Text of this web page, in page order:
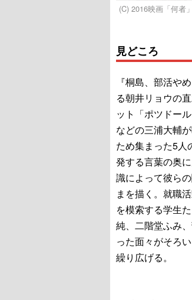
(C) 2016映画「何者
見どころ
『桐島、部活や
る朝井リョウの
ット「ポツドー
などの三浦大輔
ため集まった5人
発する言葉の奥
識によって彼ら
まを描く。就職
を模索する学生
純、二階堂ふみ
った面々がそろ
繰り広げる。